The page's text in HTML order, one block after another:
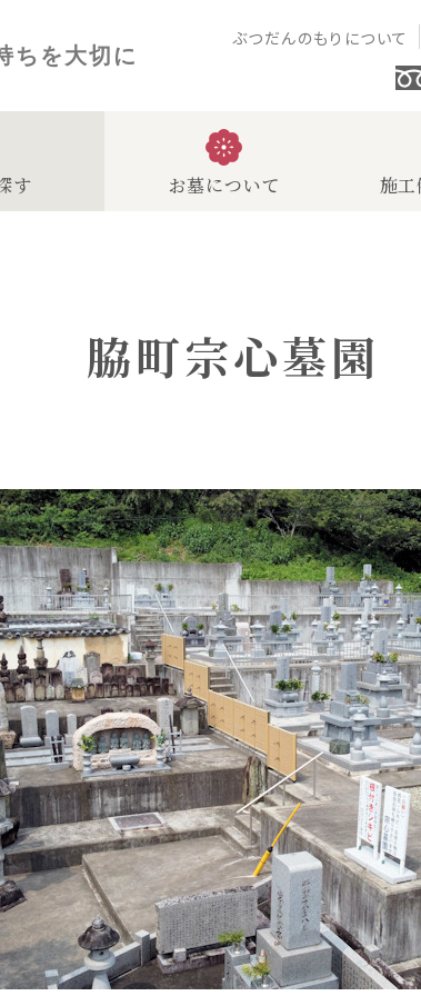
ちを大切に
ぶつだんのもりについて
す お墓について 施
脇町宗心墓園